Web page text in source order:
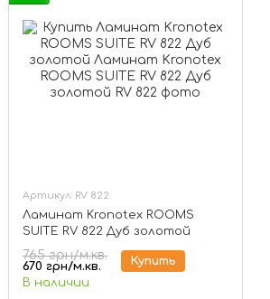
Артикул: RV 822
Ламинат Kronotex ROOMS
SUITE RV 822 Дуб золотой
765 грн/м.кв.
670 грн/м.кв.
Купить
В наличии